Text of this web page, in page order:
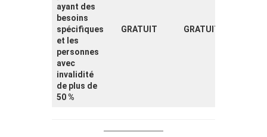
ayant des
besoins
spécifiques
et les
personnes
avec
invalidité
de plus de
50 %
GRATUIT GRATUIT